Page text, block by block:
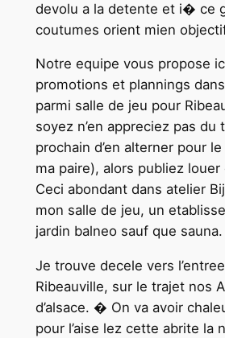
devolu a la detente et i� ce
coutumes orient mien
Notre equipe vous propose
promotions et plannings
parmi salle de jeu pour
soyez n’en appreciez pas du
prochain d’en alterner pour
ma paire), alors publiez
Ceci abondant dans atelier
mon salle de jeu, un
jardin balneo sauf que sauna.
Je trouve decele vers
Ribeauville, sur le trajet nos
d’alsace. � On va avoir
pour l’aise lez cette abrite la